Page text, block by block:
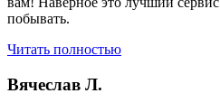
побывать.
Читать полностью
Вячеслав Л.